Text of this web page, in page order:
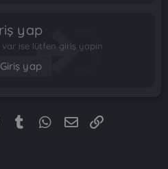
yap
var ise lütfen giriş yapın
Giriş yap
PinterestTumblr WhatsApp
E-posta